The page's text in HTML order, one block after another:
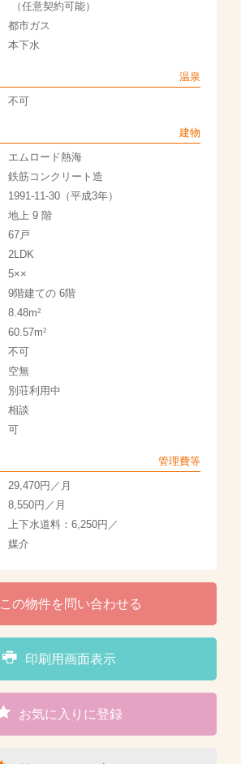
（任意契約可能）
都市ガス
本下水
温泉
不可
建物
エムロード熱海
鉄筋コンクリート造
1991-11-30（平成3年）
地上 9 階
67戸
2LDK
5××
9階建ての 6階
8.48m2
60.57m2
不可
空無
別荘利用中
相談
可
管理費等
29,470円／月
8,550円／月
上下水道料：6,250円／
媒介
この物件を問い合わせる
印刷用画面表示
お気に入りに登録